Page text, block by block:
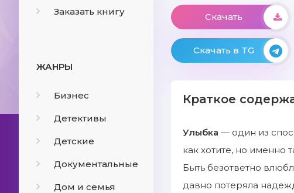
Заказать книгу
ЖАНРЫ
Бизнес
Детективы
Детские
Документальные
Дом и семья
Скачать
Скачать в TG
Краткое
Улыбка — один из
как хотите, но именно
Быть безответно
давно потеряла